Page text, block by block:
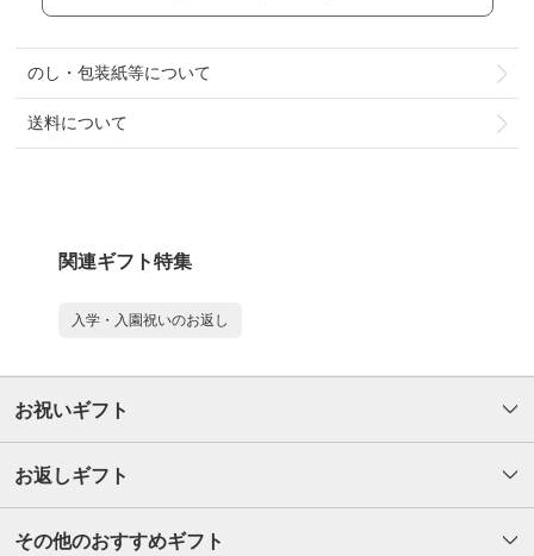
のし・包装紙等について
送料について
関連ギフト特集
入学・入園祝いのお返し
お祝いギフト
お返しギフト
その他のおすすめギフト